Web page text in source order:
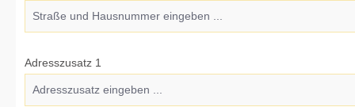
Adresszusatz 1